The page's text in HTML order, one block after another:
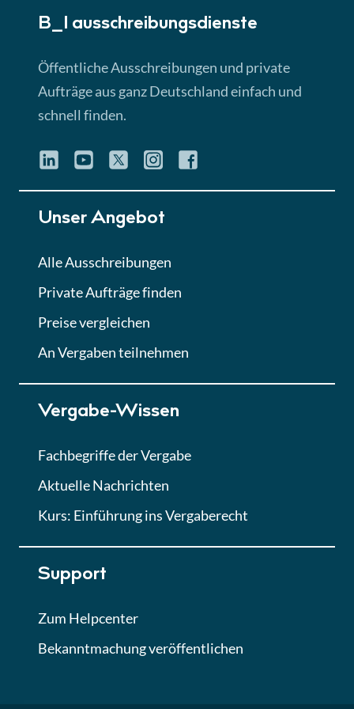
Lektion 3
► 4:31 Min
Quiz
Eignung im Vergabeverfahren
Lektion 6
Abgabe von Angeboten
Lektion
Lektion 7
Finales Quiz
B_I ausschreibungs­dienste
Öffentliche Ausschreibungen und private
Aufträge aus ganz Deutschland einfach und
schnell finden.
Unser Angebot
Alle Ausschreibungen
Private Aufträge finden
Preise vergleichen
An Vergaben teilnehmen
Vergabe-Wissen
Fachbegriffe der Vergabe
Aktuelle Nachrichten
Kurs: Einführung ins Vergaberecht
Support
Zum Helpcenter
Bekanntmachung veröffentlichen